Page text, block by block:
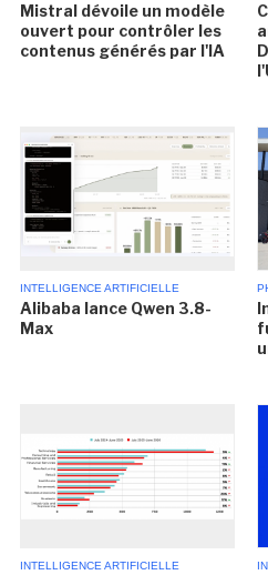
Mistral dévoile un modèle
ouvert pour contrôler les
contenus générés par l'IA
INTELLIGENCE ARTIFICIELLE
Alibaba lance Qwen 3.8-
Max
INTELLIGENCE ARTIFICIELLE